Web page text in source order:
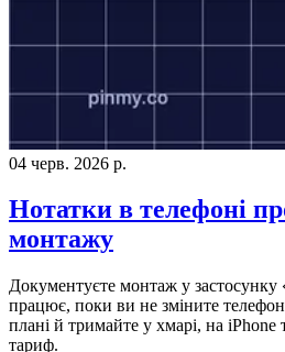
04 черв. 2026 р.
Нотатки в телефоні
монтажу
Документуєте монтаж у
працює, поки ви не зміните
плані й тримайте у хмарі, на
тариф.